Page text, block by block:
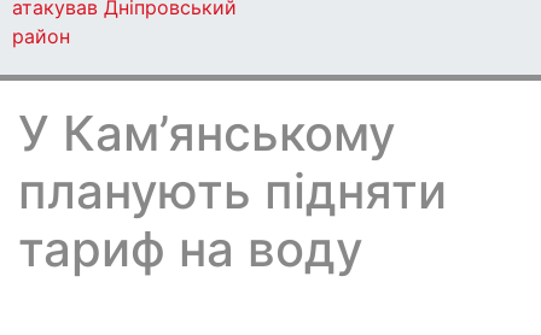
атакував Дніпровський
район
У Кам’янському
планують підняти
тариф на воду